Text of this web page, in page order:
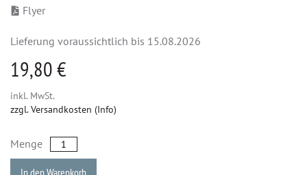
Flyer
Lieferung voraussichtlich bis 15.08.2026
19,80 €
inkl. MwSt.
zzgl. Versandkosten (Info)
Menge
In den Warenkorb